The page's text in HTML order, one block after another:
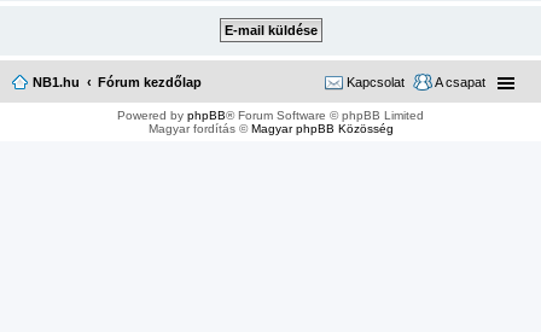
NB1.hu Fórum kezdőlap A csapat
Kapcsolat
Powered by phpBB® Forum Software © phpBB Limited
Magyar fordítás ©Magyar phpBB Közösség